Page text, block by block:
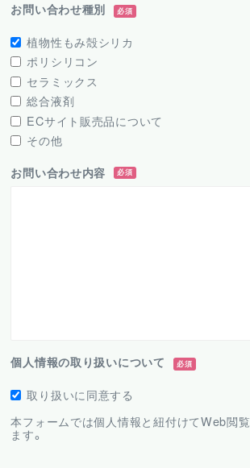
お問い合わせ種別 必須
植物性もみ殻シリカ
ポリシリコン
セラミックス
総合液剤
ECサイト販売品について
その他
お問い合わせ内容 必須
個人情報の取り扱いについて 必須
取り扱いに同意する
本フォームでは個人情報と紐付けてWeb閲
ます。